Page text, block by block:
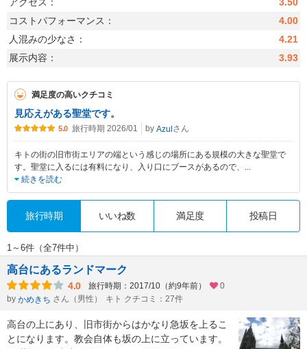
アクセス：
3.50
コストパフォーマンス：
4.00
人混みの少なさ：
4.21
展示内容：
3.93
満足度の高いクチコミ
見応えがある聖堂です。
5.0 旅行時期 2026/01 by Azul さん
キトの街の旧市街エリアの端という感じの場所にある規模の大きな聖堂で
す。聖堂に入るには有料になり、入り口にブースがあるので、 ...
続きを読む
旅行時期 いいね数 満足度 投稿日
1～6件（全7件中）
高台にあるランドマーク
4.0 旅行時期：2017/10（約9年前）
0
by かめきち さん（男性） キト クチコミ：27件
高台の上にあり、旧市街からはかなり急坂を上るこ
とになります。教会自体も坂の上に立っています。